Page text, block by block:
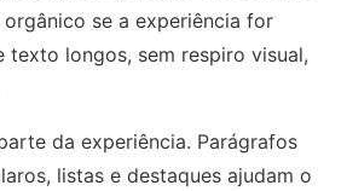
se a experiência for
texto longos, sem respiro visual,
da experiência. Parágrafos
listas e destaques ajudam o